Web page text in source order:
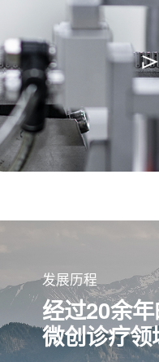
发展历程
经过20余
微创诊疗